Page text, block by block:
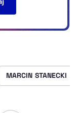
MARCIN STANECKI